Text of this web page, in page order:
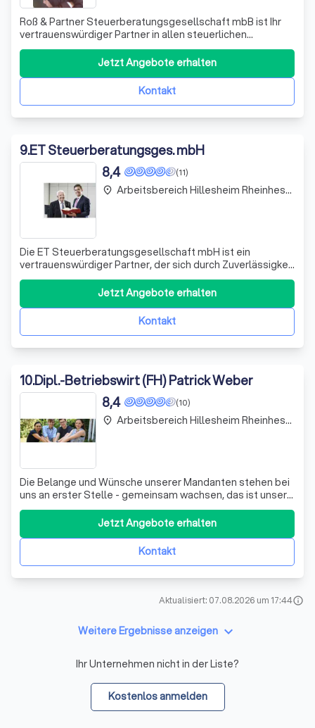
Roß & Partner Steuerberatungsgesellschaft mbB ist Ihr
vertrauenswürdiger Partner in allen steuerlichen
Angelegenheiten. Ob es sich um einen
Generationswechsel, eine Firmenübernahme oder um
komplexe steuerliche Fragestellungen handelt, wir
stehen Ihnen mit Rat und Tat zur Seite. Unser Team aus
Kontakt
Jetzt Angebote erhalten
9.ET Steuerberatungsges. mbH
(11)
8,4
Die ET Steuerberatungsgesellschaft mbH ist ein
vertrauenswürdiger Partner, der sich durch Zuverlässigkeit
und persönliche Zusammenarbeit auszeichnet. Wir sind
uns unserer Verantwortung Ihnen gegenüber stets
bewusst und streben danach, Ihren Anforderungen
gerecht zu werden. Unser ganzheitliches und f
Kontakt
Jetzt Angebote erhalten
place Arbeitsbereich Hillesheim Rheinhessen
10.Dipl.-Betriebswirt (FH) Patrick Weber
(10)
8,4
Die Belange und Wünsche unserer Mandanten stehen bei
uns an erster Stelle - gemeinsam wachsen, das ist unsere
Devise! Wenn Sie jemanden suchen, der mit Ihnen
innovative Ideen entwickelt, umsetzt und weiterhilft, dann
sind Sie bei uns richtig.
Kontakt
Jetzt Angebote erhalten
place Arbeitsbereich Hillesheim Rheinhessen
Aktualisiert: 07.08.2026 um 17:44info
Weitere Ergebnisse anzeigen keyboard_arrow_down
Ihr Unternehmen nicht in der Liste?
Kostenlos anmelden